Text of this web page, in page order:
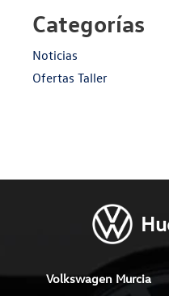
Categorías
Noticias
Ofertas Taller
Volkswagen Murcia